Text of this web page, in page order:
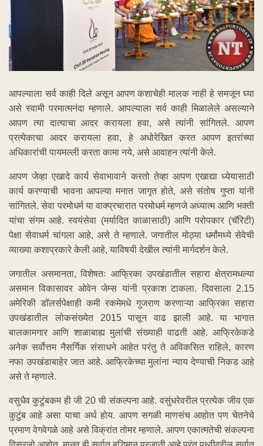
आपल्याला सर्व काही दिले असून आपण कशाचेही मालक नाही हे समजून घ्या
असे स्वामी परमात्मनंदा म्हणाले. आपल्याला सर्व काही मिळालेले असल्याने
आपण त्या दात्याचा आदर करायला हवा, असे त्यांनी सांगितले. आपण
प्रत्येकाचा आदर करायला हवा, हे अधोरेखित करत आपण इतरांच्या
अधिकारांची पायमल्ली करता कामा नये, असे आवाहन त्यांनी केले.
आपण जेव्हा एखादे कार्य सेवाभावाने करतो तेव्हा आपण एखाद्या ध्येयासाठी
कार्य करण्याची भावना आपल्या मनात जागृत होते, असे संतोष गुप्ता यांनी
सांगितले. सेवा परमोधर्म या वाक्प्रचारात परमोधर्म म्हणजे अध्यात्म आणि भक्ती
यांचा संगम आहे. स्वयंसेवा (मर्यादित काळासाठी) आणि परोपकार (चॅरिटी)
पेक्षा सेवाधर्म चांगला आहे, असे ते म्हणाले. जगातील मोठ्या धर्मांमध्ये सेवेची
व्याख्या कशाप्रकारे केली आहे, याविषयी देखील त्यांनी मार्गदर्शन केले.
जगातील असमानता, विशेषतः आफ्रिका उपखंडातील सहारा क्षेत्रामधल्या
असमान विकासावर ओवेन जेम्स यांनी प्रकाश टाकला. दिवसाला 2.15
अमेरिकी डॉलर्सपेक्षाही कमी रकमेमधे गुजराण करणाऱ्या आफ्रिका सहारा
उपखंडातील लोकसंख्येत 2015 पासून वाढ झाली आहे. या भागात
बालकामगार आणि शाळाबाह्य मुलांची संख्याही वाढती आहे. आफ्रिकेकडे
अनेक सर्वोत्तम नैसर्गिक संसाधने आहेत परंतु ते अविकसित राहिले, कारण
नफा उपखंडाबाहेर जात आहे. आफ्रिकेच्या मुलांना न्याय देण्याची निकड आहे
असे ते म्हणाले.
वसुधैव कुटुंबकम ही जी 20 ची संकल्पना आहे. वसुंधरेवरील प्रत्येक जीव एक
कुटुंब आहे असा याचा अर्थ होय. आपण सगळी माणसंच आहोत पण चेतनेचे
प्रमाण वेगवेगळे आहे असे विक्रांत तोमर म्हणाले. आपण एकात्मतेची संकल्पना